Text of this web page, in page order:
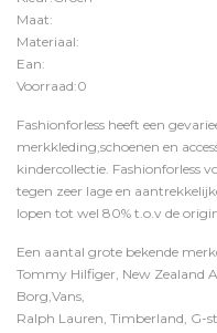
Maat:
Materiaal:
Ean:
Voorraad:0
Fashionforless heeft een
merkkleding,schoenen en
kindercollectie. Fashionforless
tegen zeer lage en
lopen tot wel 80% t.o.v de
Een aantal grote bekende
Tommy Hilfiger, New Zealand
Borg,Vans,
Ralph Lauren, Timberland, G-